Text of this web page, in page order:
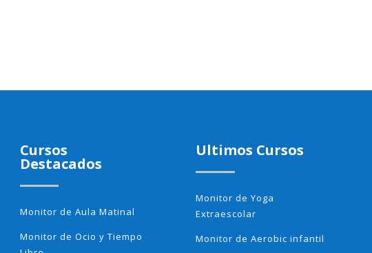
Cursos
Destacados
Monitor de Aula Matinal
Monitor de Ocio y Tiempo
Ultimos Cursos
Monitor de Yoga
Extraescolar
Monitor de Aerobic infantil